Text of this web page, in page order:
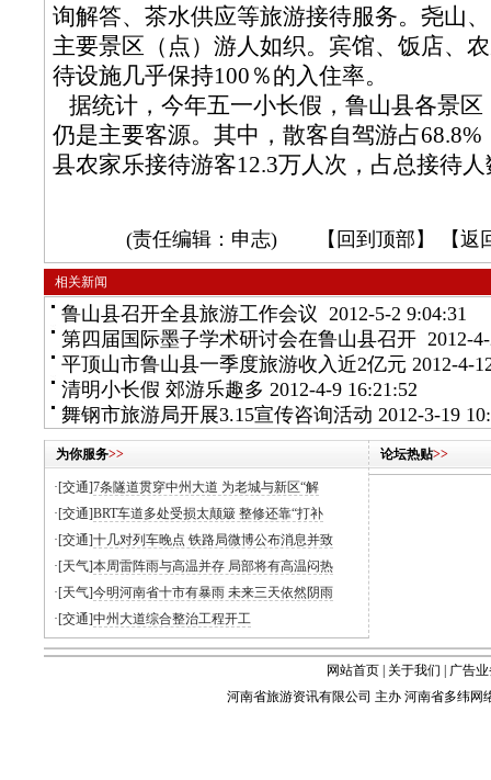
询解答、茶水供应等旅游接待服务。尧山
主要景区（点）游人如织。宾馆、饭店、
待设施几乎保持100％的入住率。
据统计，今年五一小长假，鲁山县各景区
仍是主要客源。其中，散客自驾游占68.8%
县农家乐接待游客12.3万人次，占总接待人
(责任编辑：申志) 【 回到顶部 】 【返
相关新闻
鲁山县召开全县旅游工作会议 2012-5-2 9:04:31
第四届国际墨子学术研讨会在鲁山县召开 2012-
平顶山市鲁山县一季度旅游收入近2亿元 2012-4-
清明小长假 郊游乐趣多 2012-4-9 16:21:52
舞钢市旅游局开展3.15宣传咨询活动 2012-3-19
为你服务>>
·[交通]7条隧道贯穿中州大道 为老城与新区“解
·[交通]BRT车道多处受损太颠簸 整修还靠“打补
·[交通]十几对列车晚点 铁路局微博公布消息并致
·[天气]本周雷阵雨与高温并存 局部将有高温闷热
·[天气]今明河南省十市有暴雨 未来三天依然阴雨
·[交通]中州大道综合整治工程开工
论坛热贴>>
网站首页 关于我们
广告
河南省旅游资讯有限公司 主办 河南省多纬